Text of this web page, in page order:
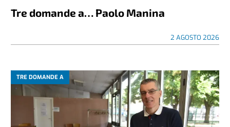
Tre domande a… Paolo Manina
2 AGOSTO 2026
TRE DOMANDE A